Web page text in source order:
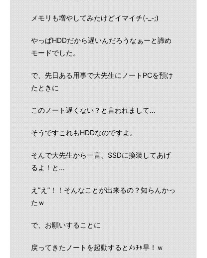
メモリも増やしてみたけどイマイチ(-_-;)
やっぱHDDだから遅いんだろうなぁーと諦め
モードでした。
で、先日ある用事で大先生にノートPCを預け
たときに
このノート遅くない？と言われまして…
そうですこれもHDDなのですよ。
そんで大先生から一言、SSDに換装してあげ
るよ！と…
え”え”！！そんなことが出来るの？知らんかっ
たｗ
で、お願いすることに
戻ってきたノートを起動するとﾒｯﾁｬ早！ｗ